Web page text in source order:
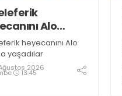
Alo
yaşadılar
heyecanını Alo
yaşadılar
2026
13:45